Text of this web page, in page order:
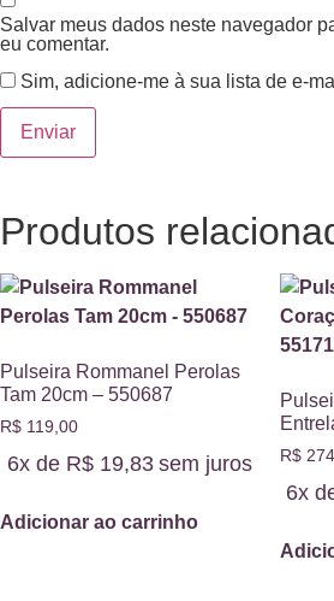
Salvar meus dados neste navegador
eu comentar.
Sim, adicione-me à sua lista de e-
Produtos
Pulseira Rommanel Perolas
Tam 20cm – 550687
R$ 119,00
6x de R$19,83 sem juros
Adicionar ao carrinho
R$
6x